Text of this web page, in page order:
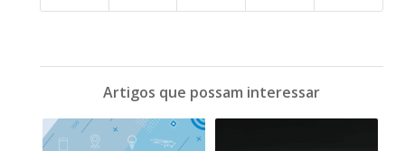
Artigos que possam interessar